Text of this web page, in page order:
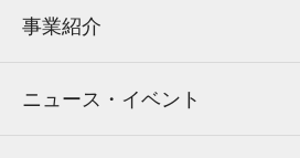
事業紹介
ニュース・イベント